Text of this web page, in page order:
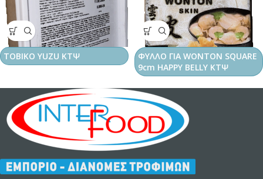
TOBIKO YUZU ΚΤΨ
ΦΥΛΛΟ ΓΙΑ WONTON SQUARE
9cm HAPPY BELLY ΚΤΨ